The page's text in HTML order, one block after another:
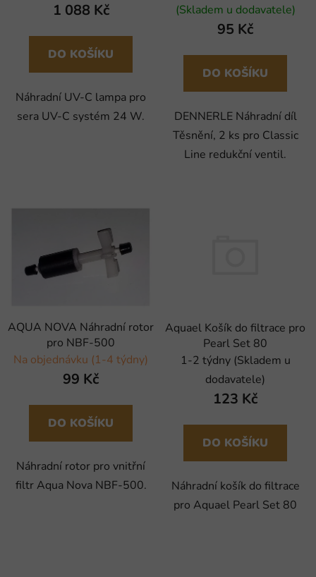
1 088 Kč
DO KOŠÍKU
Náhradní UV-C lampa pro
sera UV-C systém 24 W.
(Skladem u dodavatele)
95 Kč
DO KOŠÍKU
DENNERLE Náhradní díl
Těsnění, 2 ks pro Classic
Line redukční ventil.
AQUA NOVA Náhradní rotor
pro NBF-500
Na objednávku (1-4 týdny)
99 Kč
DO KOŠÍKU
Náhradní rotor pro vnitřní
filtr Aqua Nova NBF-500.
Aquael Košík do filtrace pro
Pearl Set 80
1-2 týdny (Skladem u
dodavatele)
123 Kč
DO KOŠÍKU
Náhradní košík do filtrace
pro Aquael Pearl Set 80